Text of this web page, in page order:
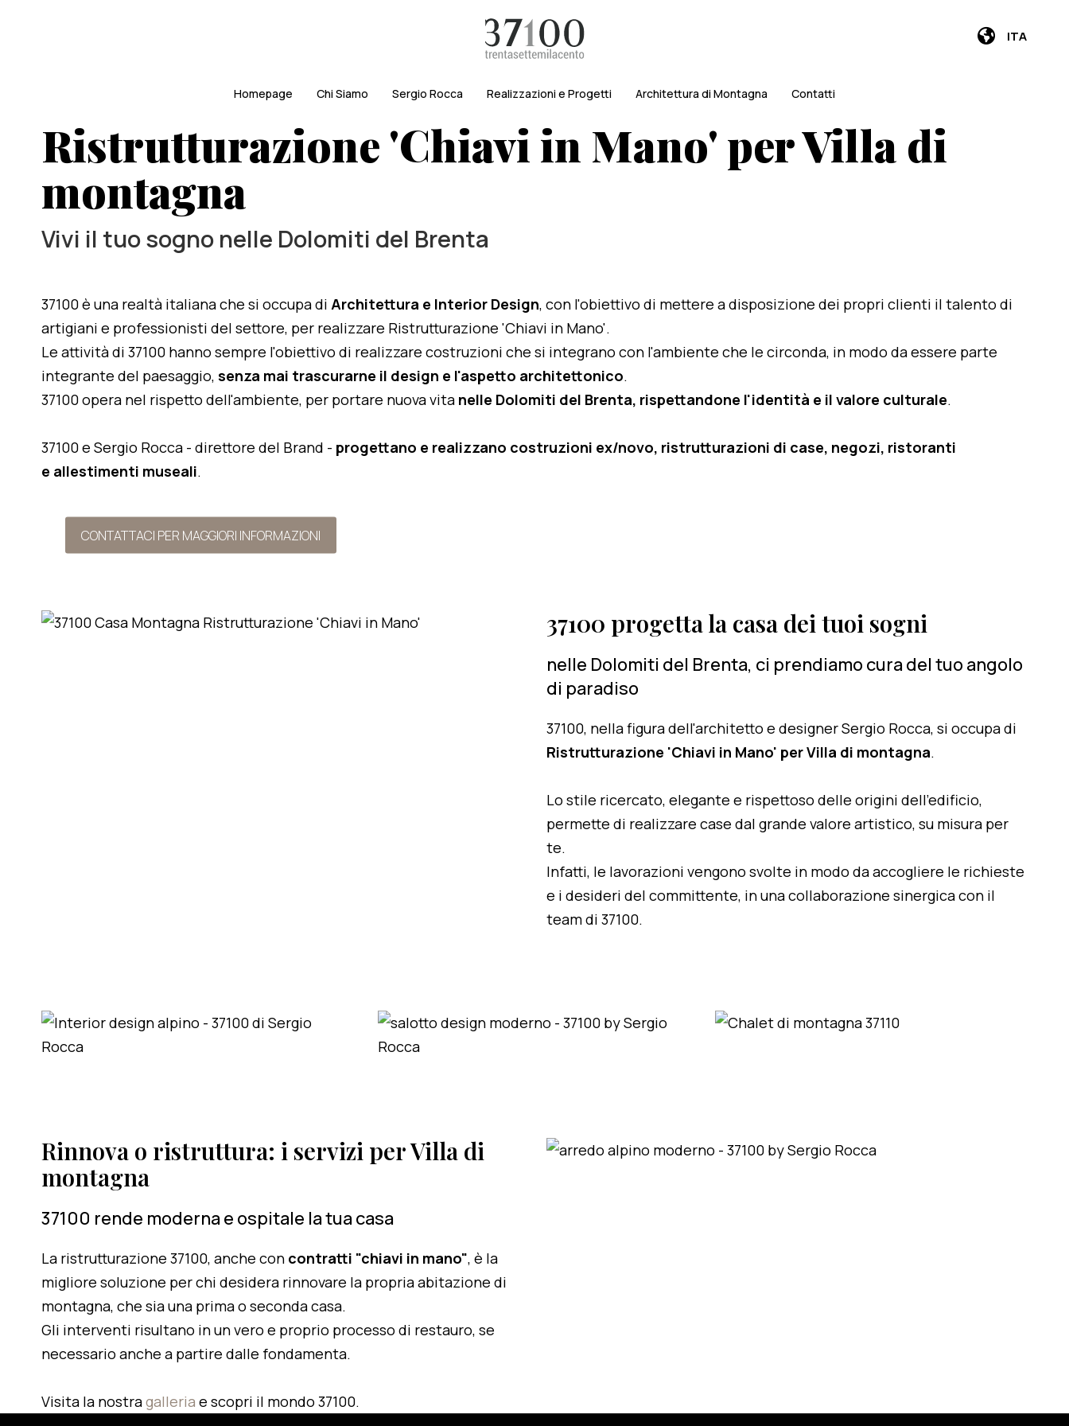
ITA
Homepage Chi Siamo Sergio Rocca Realizzazioni e Progetti Architettura di Montagna Contatti
Ristrutturazione 'Chiavi in Mano' per Villa di
montagna
Vivi il tuo sogno nelle Dolomiti del Brenta
37100 è una realtà italiana che si occupa di Architettura e Interior Design, con l'obiettivo di mettere a disposizione dei propri clienti il talento di
artigiani e professionisti del settore, per realizzare Ristrutturazione 'Chiavi in Mano'.
Le attività di 37100 hanno sempre l'obiettivo di realizzare costruzioni che si integrano con l'ambiente che le circonda, in modo da essere parte
integrante del paesaggio, senza mai trascurarne il design e l'aspetto architettonico.
37100 opera nel rispetto dell'ambiente, per portare nuova vita nelle Dolomiti del Brenta, rispettandone l'identità e il valore culturale.
37100 e Sergio Rocca - direttore del Brand - progettano e realizzano costruzioni ex/novo, ristrutturazioni di case, negozi, ristoranti
e allestimenti museali.
CONTATTACI PER MAGGIORI INFORMAZIONI
37100 progetta la casa dei tuoi sogni
nelle Dolomiti del Brenta, ci prendiamo cura del tuo angolo
di paradiso
37100, nella figura dell'architetto e designer Sergio Rocca, si occupa di
Ristrutturazione 'Chiavi in Mano' per Villa di montagna.
Lo stile ricercato, elegante e rispettoso delle origini dell'edificio,
permette di realizzare case dal grande valore artistico, su misura per
te.
Infatti, le lavorazioni vengono svolte in modo da accogliere le richieste
e i desideri del committente, in una collaborazione sinergica con il
team di 37100.
Rinnova o ristruttura: i servizi per Villa di
montagna
37100 rende moderna e ospitale la tua casa
La ristrutturazione 37100, anche con contratti "chiavi in mano", è la
migliore soluzione per chi desidera rinnovare la propria abitazione di
montagna, che sia una prima o seconda casa.
Gli interventi risultano in un vero e proprio processo di restauro, se
necessario anche a partire dalle fondamenta.
Visita la nostragalleria e scopri il mondo 37100.